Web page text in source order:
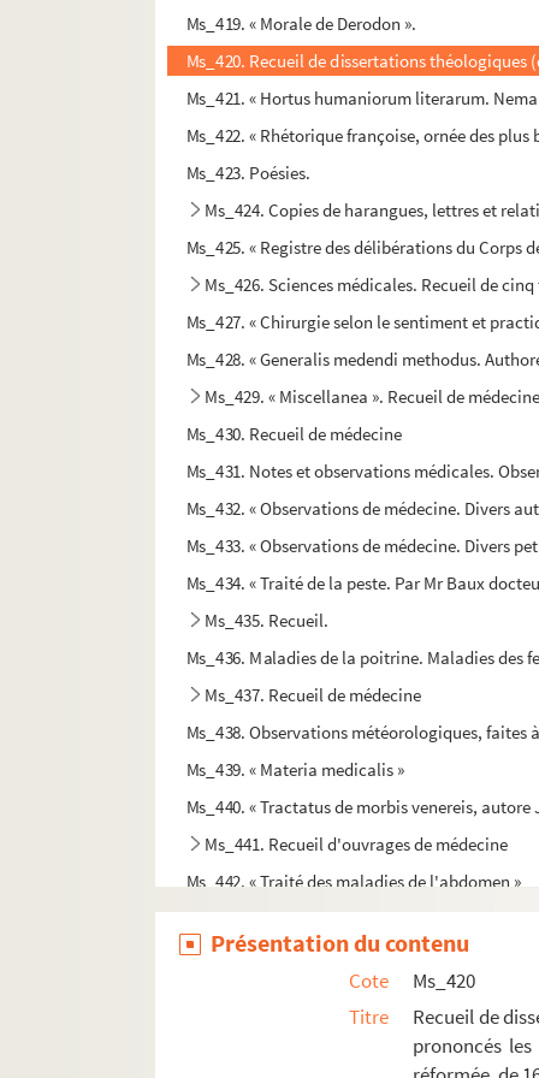
Ms_419. « Morale de Derodon ».
Ms_420. Recueil de dissertations
Ms_421. « Hortus humaniorum literarum.
Ms_422. « Rhétorique françoise, ornée des
Ms_423. Poésies.
Ms_424. Copies de harangues, lettres et
Ms_425. « Registre des délibérations du Corps
Ms_426. Sciences médicales. Recueil de
Ms_427. « Chirurgie selon le sentiment et
Ms_428. « Generalis medendi methodus.
Ms_429. « Miscellanea ». Recueil de
Ms_430. Recueil de médecine
Ms_431. Notes et observations médicales.
Ms_432. « Observations de médecine. Divers
Ms_433. « Observations de médecine. Divers
Ms_434. « Traité de la peste. Par Mr Baux
Ms_435. Recueil.
Ms_436. Maladies de la poitrine. Maladies des
Ms_437. Recueil de médecine
Ms_438. Observations météorologiques, faites
Ms_439. « Materia medicalis »
Ms_440. « Tractatus de morbis venereis,
Ms_441. Recueil d'ouvrages de médecine
Ms_442. « Traité des maladies de l'abdomen »
Ms_443. « Des maladies des enfants »
Ms_444. « Maladies de la tête »
Ms_445. [Formules pharmaceutiques]
Ms_446. « Formulae quorumdam remediorum »
Ms_447. « Classification des fièvres, ou
Présentation du contenu
Cote
Ms_420
Titre
Recueil de
prononcés